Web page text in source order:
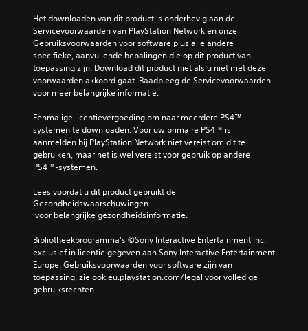
Het downloaden van dit product is onderhevig aan de
Servicevoorwaarden van PlayStation Network en onze
Gebruiksvoorwaarden voor software plus alle andere
specifieke, aanvullende bepalingen die op dit product van
toepassing zijn. Download dit product niet als u niet met deze
voorwaarden akkoord gaat. Raadpleeg de Servicevoorwaarden
voor meer belangrijke informatie.
Eenmalige licentievergoeding om naar meerdere PS4™-
systemen te downloaden. Voor uw primaire PS4™ is
aanmelden bij PlayStation Network niet vereist om dit te
gebruiken, maar het is wel vereist voor gebruik op andere
PS4™-systemen.
Lees voordat u dit product gebruikt de
Gezondheidswaarschuwingen
voor belangrijke gezondheidsinformatie.
Bibliotheekprogramma's ©Sony Interactive Entertainment Inc.
exclusief in licentie gegeven aan Sony Interactive Entertainment
Europe. Gebruiksvoorwaarden voor software zijn van
toepassing, zie ook eu.playstation.com/legal voor volledige
gebruiksrechten.